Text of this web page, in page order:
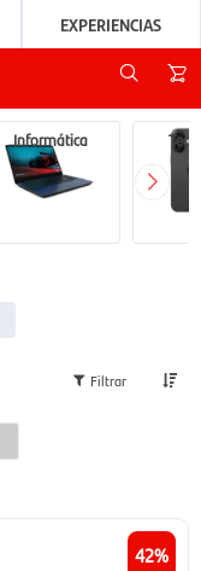
EXPERIENCIAS
Informática
42